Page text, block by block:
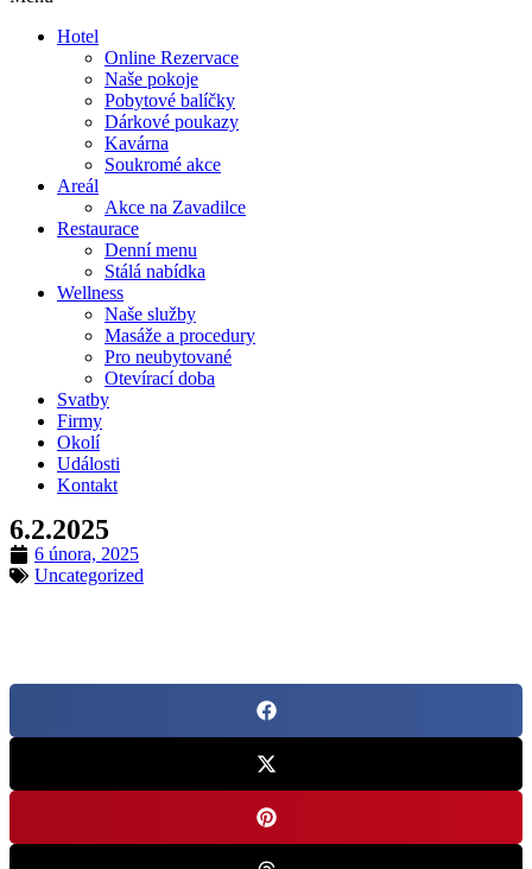
Hotel
Online Rezervace
Naše pokoje
Pobytové balíčky
Dárkové poukazy
Kavárna
Soukromé akce
Areál
Akce na Zavadilce
Restaurace
Denní menu
Stálá nabídka
Wellness
Naše služby
Masáže a procedury
Pro neubytované
Otevírací doba
Svatby
Firmy
Okolí
Události
Kontakt
6.2.2025
6 února, 2025
Uncategorized